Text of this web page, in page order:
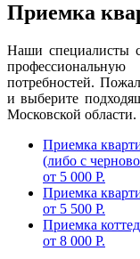
Приемка
Наши специалисты
потребностей.
и выберите
Московской области.
Приемка
(либо с
от 5 000 Р.
Приемка
от 5 500 Р.
Приемка
от 8 000 Р.